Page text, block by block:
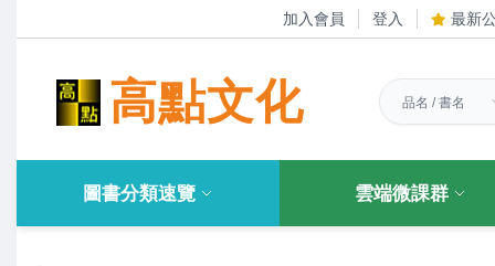
加入會員 登入 最新
高點文化
圖書分類速覽 雲端微課群